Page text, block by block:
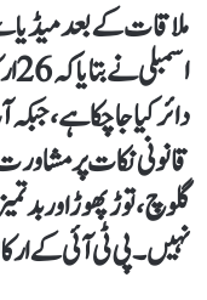
ملاقات کے بعد
دائر کیا جاچکا ہے،
قانونی نکات پر مشاورت
گلوچ، توڑ پھوڑ اور
نہیں۔ پی ٹی آئی کے ارکان نے فارم 47